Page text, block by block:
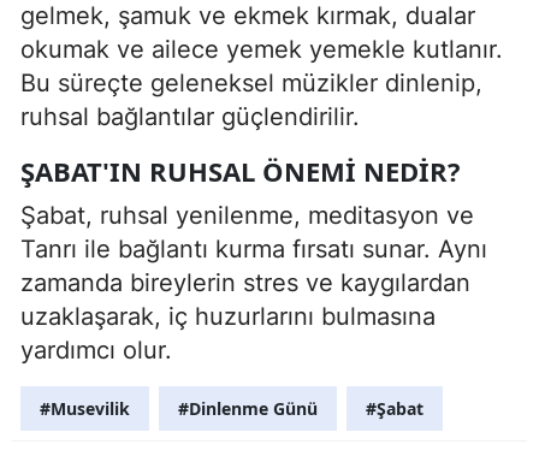
gelmek, şamuk ve ekmek kırmak, dualar
okumak ve ailece yemek yemekle kutlanır.
Bu süreçte geleneksel müzikler dinlenip,
ruhsal bağlantılar güçlendirilir.
ŞABAT'IN RUHSAL ÖNEMI NEDIR?
Şabat, ruhsal yenilenme, meditasyon ve
Tanrı ile bağlantı kurma fırsatı sunar. Aynı
zamanda bireylerin stres ve kaygılardan
uzaklaşarak, iç huzurlarını bulmasına
yardımcı olur.
#Musevilik #Dinlenme Günü #Şabat